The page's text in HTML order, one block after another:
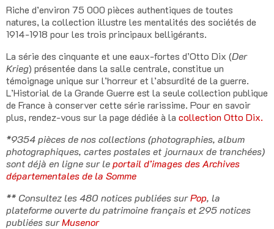
Riche d’environ 75 000 pièces authentiques de toutes
natures, la collection illustre les mentalités des sociétés de
1914-1918 pour les trois principaux belligérants.
La série des cinquante et une eaux-fortes d’Otto Dix (Der
Krieg) présentée dans la salle centrale, constitue un
témoignage unique sur l’horreur et l’absurdité de la guerre.
L’Historial de la Grande Guerre est la seule collection publique
de France à conserver cette série rarissime. Pour en savoir
plus, rendez-vous sur la page dédiée à la collection Otto Dix.
*9354 pièces de nos collections (photographies, album
photographiques, cartes postales et journaux de tranchées)
sont déjà en ligne sur leportail d’images des Archives
départementales de la Somme
** Consultez les 480 notices publiées surPop, la
plateforme ouverte du patrimoine français et 295 notices
publiées surMusenor